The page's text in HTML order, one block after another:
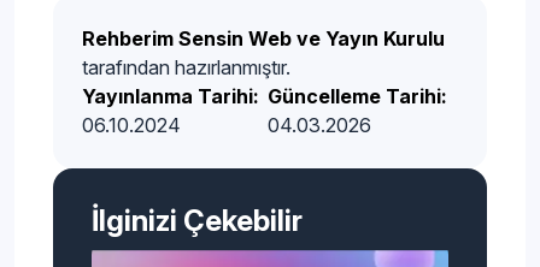
Rehberim Sensin Web ve Yayın Kurulu
tarafından hazırlanmıştır.
Yayınlanma Tarihi:
06.10.2024
Güncelleme Tarihi:
04.03.2026
İlginizi Çekebilir